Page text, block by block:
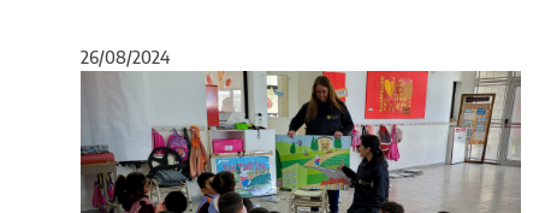
26/08/2024
Anterior